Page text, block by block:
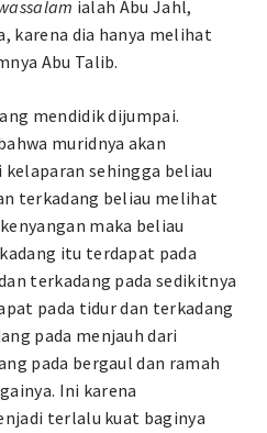
ialah Abu Jahl,
karena dia hanya melihat
Abu Talib.
mendidik dijumpai.
muridnya akan
sehingga beliau
terkadang beliau melihat
maka beliau
itu terdapat pada
terkadang pada sedikitnya
pada tidur dan terkadang
pada menjauh dari
pada bergaul dan ramah
Ini karena
terlalu kuat baginya